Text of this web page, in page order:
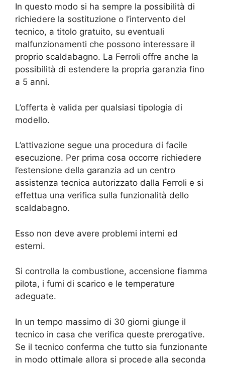
In questo modo si ha sempre la possibilità di
richiedere la sostituzione o l’intervento del
tecnico, a titolo gratuito, su eventuali
malfunzionamenti che possono interessare il
proprio scaldabagno. La Ferroli offre anche la
possibilità di estendere la propria garanzia fino
a 5 anni.
L’offerta è valida per qualsiasi tipologia di
modello.
L’attivazione segue una procedura di facile
esecuzione. Per prima cosa occorre richiedere
l’estensione della garanzia ad un centro
assistenza tecnica autorizzato dalla Ferroli e si
effettua una verifica sulla funzionalità dello
scaldabagno.
Esso non deve avere problemi interni ed
esterni.
Si controlla la combustione, accensione fiamma
pilota, i fumi di scarico e le temperature
adeguate.
In un tempo massimo di 30 giorni giunge il
tecnico in casa che verifica queste prerogative.
Se il tecnico conferma che tutto sia funzionante
in modo ottimale allora si procede alla seconda